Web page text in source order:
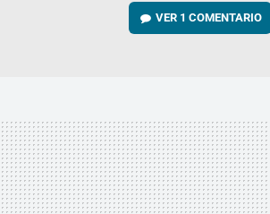
VER 1 COMENTARIO